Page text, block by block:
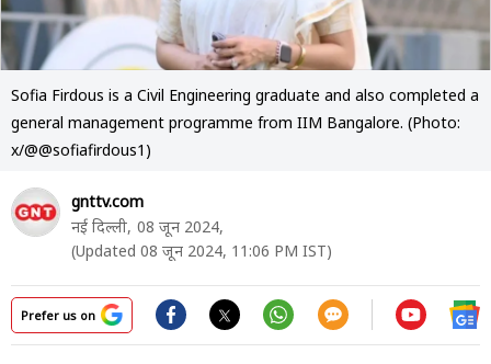
Sofia Firdous is a Civil Engineering graduate and also completed a
general management programme from IIM Bangalore. (Photo:
x/@@sofiafirdous1)
gnttv.com
नई दिल्ली, 08 जून 2024,
(Updated 08 जून 2024, 11:06 PM IST)
Prefer us on